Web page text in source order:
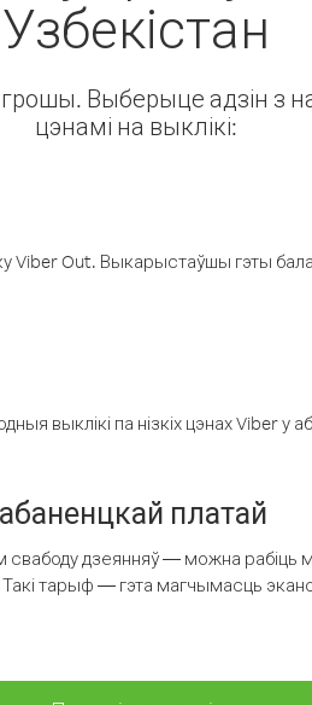
Узбекістан
Выберыце адзін з
цэнамі на выклікі:
Viber Out. Выкарыстаўшы гэты
выклікі па нізкіх цэнах Viber у
платай
дзеянняў — можна рабіць
тарыф — гэта магчымасць